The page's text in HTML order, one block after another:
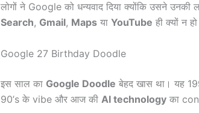
लोगों ने Google को धन्यवाद दिया क्योंकि उसने उनकी
Search, Gmail, Maps या YouTube ही क्यों न
Google 27 Birthday Doodle
इस साल का Google Doodle बेहद खास था। यह
90’s के vibe और आज की AI technology का